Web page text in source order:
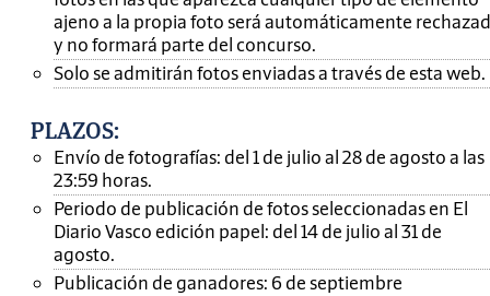
ajeno a la propia foto será automáticamente
y no formará parte del concurso.
Solo se admitirán fotos enviadas a través de esta web.
PLAZOS:
Envío de fotografías: del 1 de julio al 28 de agosto a las
23:59 horas.
Periodo de publicación de fotos seleccionadas en El
Diario Vasco edición papel: del 14 de julio al 31 de
agosto.
Publicación de ganadores: 6 de septiembre